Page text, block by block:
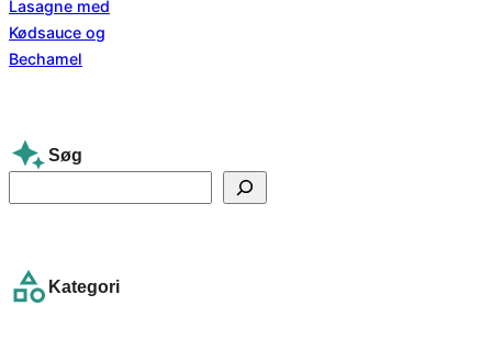
Søg
e
c
Kategori